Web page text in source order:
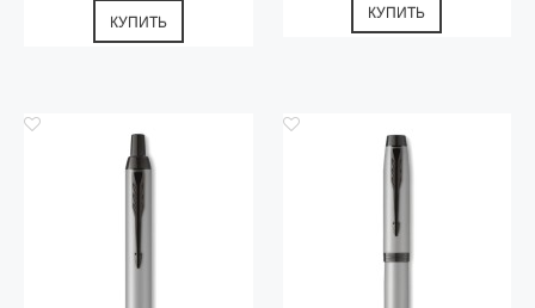
КУПИТЬ КУПИТЬ